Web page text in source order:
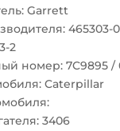
Garrett
465303-
2
номер: 7C9895 /
Caterpillar
3406